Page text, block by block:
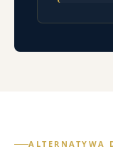
ALTERNATYWA